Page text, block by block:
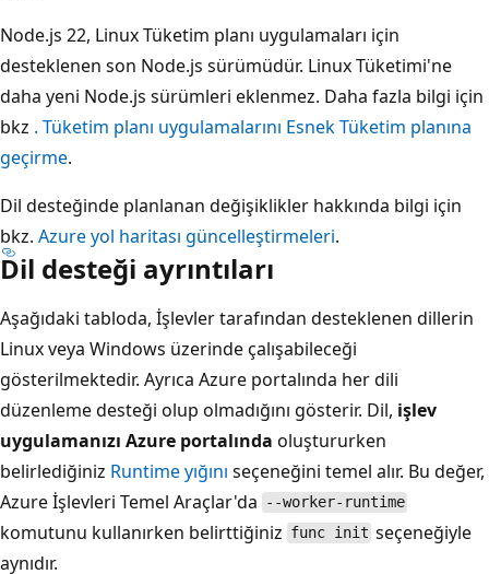
Node.js 22, Linux Tüketim planı uygulamaları için
desteklenen son Node.js sürümüdür. Linux Tüketimi'ne
daha yeni Node.js sürümleri eklenmez. Daha fazla bilgi için
bkz . Tüketim planı uygulamalarını Esnek Tüketim planına
geçirme.
Dil desteğinde planlanan değişiklikler hakkında bilgi için
bkz. Azure yol haritası güncelleştirmeleri.
Dil desteği ayrıntıları
Aşağıdaki tabloda, İşlevler tarafından desteklenen dillerin
Linux veya Windows üzerinde çalışabileceği
gösterilmektedir. Ayrıca Azure portalında her dili
düzenleme desteği olup olmadığını gösterir. Dil, işlev
uygulamanızı Azure portalında oluştururken
belirlediğiniz Runtime yığını seçeneğini temel alır. Bu değer,
Azure İşlevleri Temel Araçlar'da
--worker-runtime
komutunu kullanırken belirttiğiniz func init seçeneğiyle
aynıdır.